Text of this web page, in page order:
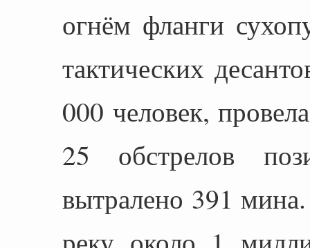
огнём фланги
тактических
000 человек,
25 обстрелов
вытралено 391